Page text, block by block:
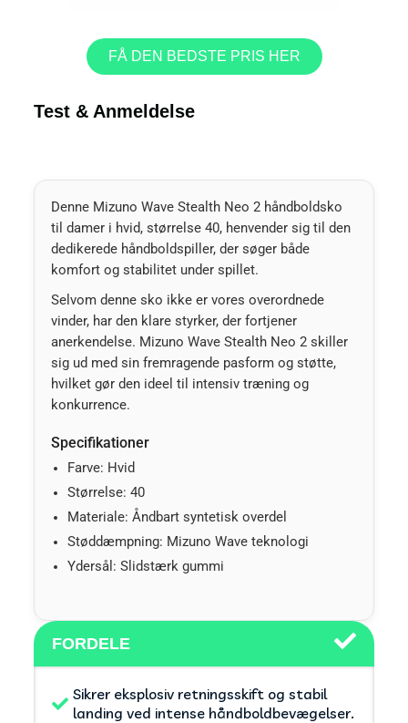
FÅ DEN BEDSTE PRIS HER
Test & Anmeldelse
Denne Mizuno Wave Stealth Neo 2 håndboldsko
til damer i hvid, størrelse 40, henvender sig til den
dedikerede håndboldspiller, der søger både
komfort og stabilitet under spillet.
Selvom denne sko ikke er vores overordnede
vinder, har den klare styrker, der fortjener
anerkendelse. Mizuno Wave Stealth Neo 2 skiller
sig ud med sin fremragende pasform og støtte,
hvilket gør den ideel til intensiv træning og
konkurrence.
Specifikationer
Farve: Hvid
Størrelse: 40
Materiale: Åndbart syntetisk overdel
Støddæmpning: Mizuno Wave teknologi
Ydersål: Slidstærk gummi
FORDELE
Sikrer eksplosiv retningsskift og stabil
landing ved intense håndboldbevægelser.